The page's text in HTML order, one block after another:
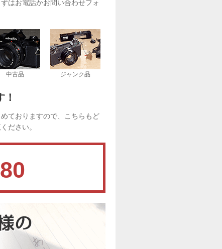
はお電話かお問い合わせフォ
中古品 ジャンク品
ておりますので、こちらもど
ださい。